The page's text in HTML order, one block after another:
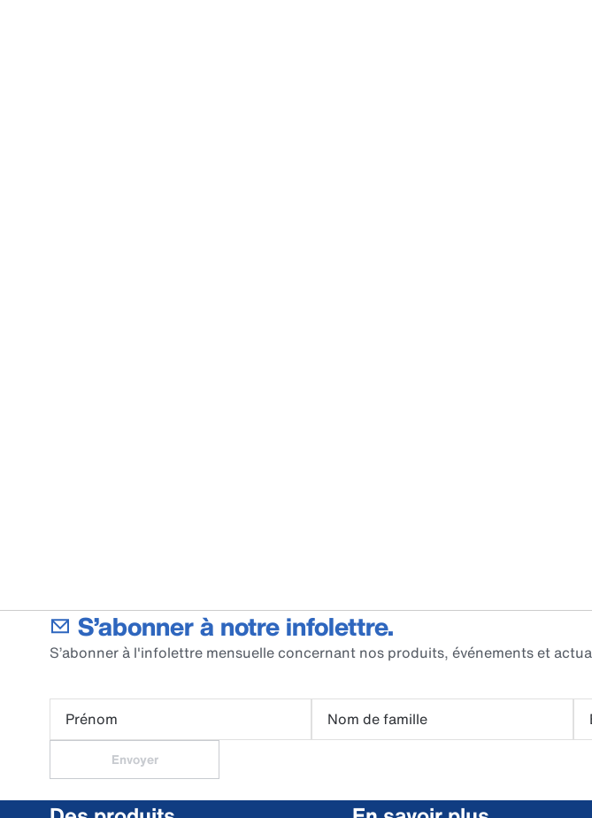
S’abonner à notre infolettre.
S’abonner à l'infolettre mensuelle concernant nos produits, événements et
Prénom Nom de famille
Envoyer